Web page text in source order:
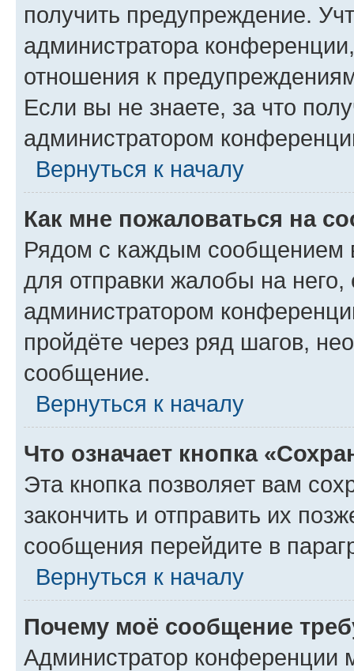
получить предупреждение.
администратора
отношения к
Если вы не знаете, за что
администратором
Вернуться к началу
Как мне пожаловаться на
Рядом с каждым сообщением
для отправки жалобы на
администратором
пройдёте через ряд шагов,
сообщение.
Вернуться к началу
Что означает кнопка
Эта кнопка позволяет вам
закончить и отправить их
сообщения перейдите в
Вернуться к началу
Почему моё сообщение
Администратор конференции